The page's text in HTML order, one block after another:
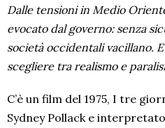
Dalle tensioni in Medio
evocato dal governo: senza
società occidentali vacillano.
scegliere tra realismo e paralisi
C’è un film del 1975, I tre
Sydney Pollack e